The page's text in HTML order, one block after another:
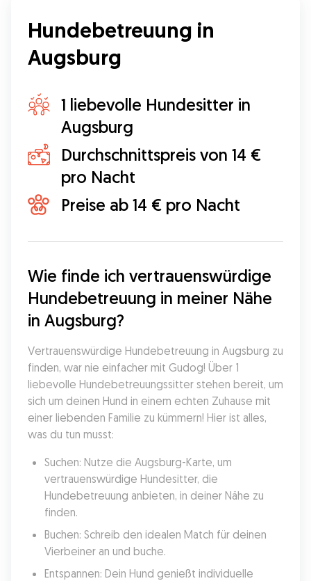
Hundebetreuung in
Augsburg
1 liebevolle Hundesitter in
Augsburg
Durchschnittspreis von 14 €
pro Nacht
Preise ab 14 € pro Nacht
Wie finde ich vertrauenswürdige
Hundebetreuung in meiner Nähe
in Augsburg?
Vertrauenswürdige Hundebetreuung in Augsburg zu
finden, war nie einfacher mit Gudog! Über 1
liebevolle Hundebetreuungssitter stehen bereit, um
sich um deinen Hund in einem echten Zuhause mit
einer liebenden Familie zu kümmern! Hier ist alles,
was du tun musst:
Suchen: Nutze die Augsburg-Karte, um
vertrauenswürdige Hundesitter, die
Hundebetreuung anbieten, in deiner Nähe zu
finden.
Buchen: Schreib den idealen Match für deinen
Vierbeiner an und buche.
Entspannen: Dein Hund genießt individuelle